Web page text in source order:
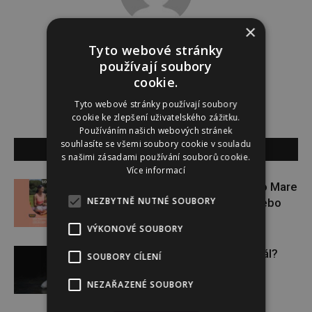
Tereza Yasmina Abazid
SOUVISEJÍCÍ ČLÁNKY
Zapojte se do letní soutěže s Rio Mare
a vyhrajte iWatch Series 11 nebo
Budou se vraždit malé děti dál?
×
Tyto webové stránky
používají soubory
cookie.
Tyto webové stránky používají soubory
cookie ke zlepšení uživatelského zážitku.
Používáním našich webových stránek
souhlasíte se všemi soubory cookie v souladu
s našimi zásadami používání souborů cookie.
Více informací
NEZBYTNĚ NUTNÉ SOUBORY
VÝKONOVÉ SOUBORY
SOUBORY CÍLENÍ
NEZAŘAZENÉ SOUBORY